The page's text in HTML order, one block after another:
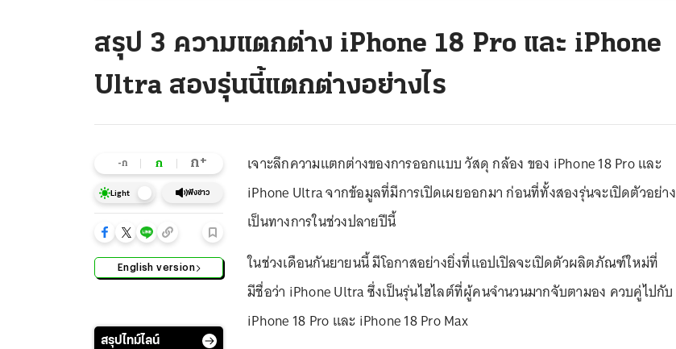
สรุป 3 ความแตกต่าง iPhone 18 Pro และ iPhone
Ultra สองรุ่นนี้แตกต่างอย่างไร
-ก ก ก+
Light ฟังข่าว
English version
สรุปไทม์ไลน์
เจาะลึกความแตกต่างของการออกแบบ วัสดุ กล้อง ของ iPhone 18 Pro และ
iPhone Ultra จากข้อมูลที่มีการเปิดเผยออกมา ก่อนที่ทั้งสองรุ่นจะเปิดตัวอย่าง
เป็นทางการในช่วงปลายปีนี้
ในช่วงเดือนกันยายนนี้ มีโอกาสอย่างยิ่งที่แอปเปิลจะเปิดตัวผลิตภัณฑ์ใหม่ที่
มีชื่อว่า iPhone Ultra ซึ่งเป็นรุ่นไฮไลต์ที่ผู้คนจำนวนมากจับตามอง ควบคู่ไปกับ
iPhone 18 Pro และ iPhone 18 Pro Max